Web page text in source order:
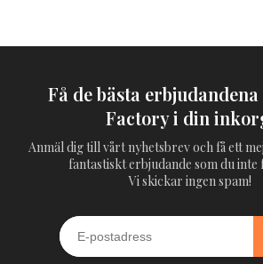
Få de bästa
Factory i din
Anmäl dig till vårt nyhetsbrev och få ett
fantastiskt erbjudande som du inte
Vi skickar ingen spam!